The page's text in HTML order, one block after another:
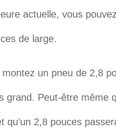
actuelle, vous
de large.
un pneu de 2,8
grand. Peut-être même
2,8 pouces